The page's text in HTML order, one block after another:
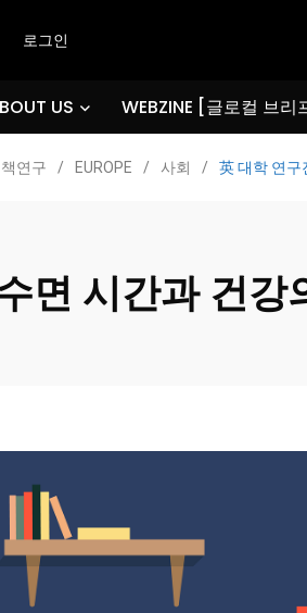
로그인
US WEBZINE [글로컬 브리
연구 / EUROPE / 사회 / 英 대학 연구
면 시간과 건강